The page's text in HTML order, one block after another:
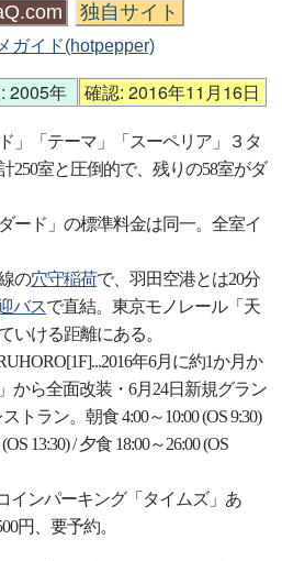
独自サイト
ガイド(hotpepper)
2005年 確認: 2016年11月16日
」「テーマ」「スーペリア」３タ
250室と圧倒的で、残りの58室がダ
ード」の標準料金は同一。全室イ
の穴守稲荷で、羽田空港とは20分
バスで直結。東京モノレール「天
いける距離にある。
年6月に約1か月か
から全面改装・6月24日新規グラン
トラン。朝食 4:00～10:00 (OS 9:30)
13:30) / 夕食 18:00～26:00 (OS
インパーキング「タイムズ」あ
円、要予約。